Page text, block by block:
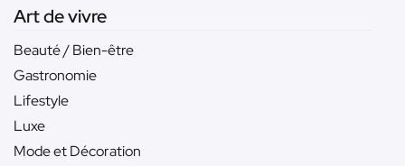
Art de vivre
Beauté / Bien-être
Gastronomie
Lifestyle
Luxe
Mode et Décoration